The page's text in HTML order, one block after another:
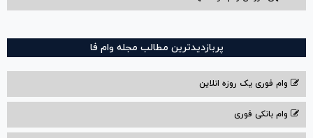
پربازدیدترین مطالب مجله وام فا
وام فوری یک روزه انلاین
وام بانکی فوری